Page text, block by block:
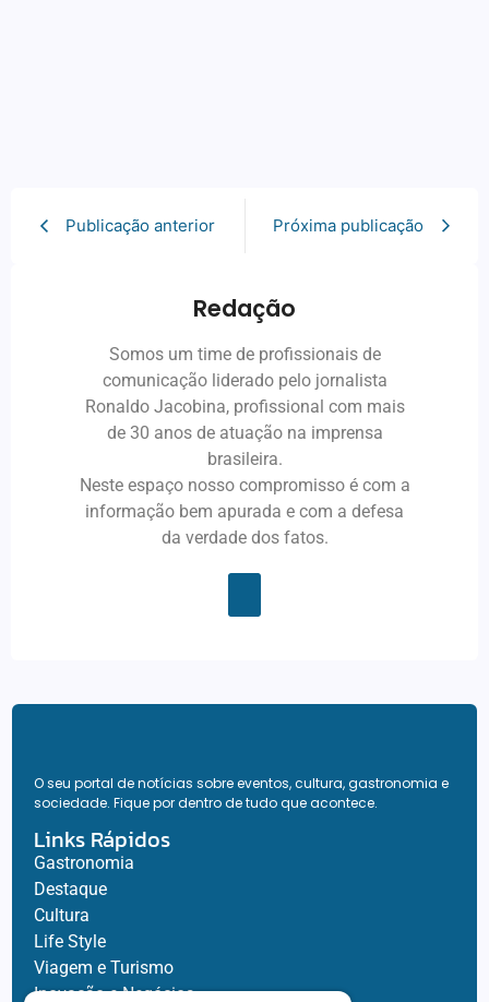
Publicação anterior Próxima publicação
Redação
Somos um time de profissionais de
comunicação liderado pelo jornalista
Ronaldo Jacobina, profissional com mais
de 30 anos de atuação na imprensa
brasileira.
Neste espaço nosso compromisso é com a
informação bem apurada e com a defesa
da verdade dos fatos.
O seu portal de notícias sobre eventos, cultura, gastronomia e
sociedade. Fique por dentro de tudo que acontece.
Links Rápidos
Gastronomia
Destaque
Cultura
Life Style
Viagem e Turismo
Inovação e Negócios